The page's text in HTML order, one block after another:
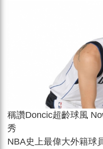
稱讚Doncic超齡球風
秀
NBA史上最偉大外籍球